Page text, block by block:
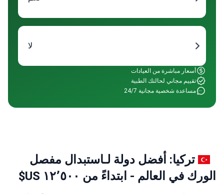
لا
أسعار مباشرة من العيادات
تقييم مجاني لحالتك الطبية
مساعدة شخصية مجانية 24/7
تركيا: أفضل دولة لـاستبدال مفصل
الورك في العالم - ابتداءً من ١٢٬٥٠٠ US$